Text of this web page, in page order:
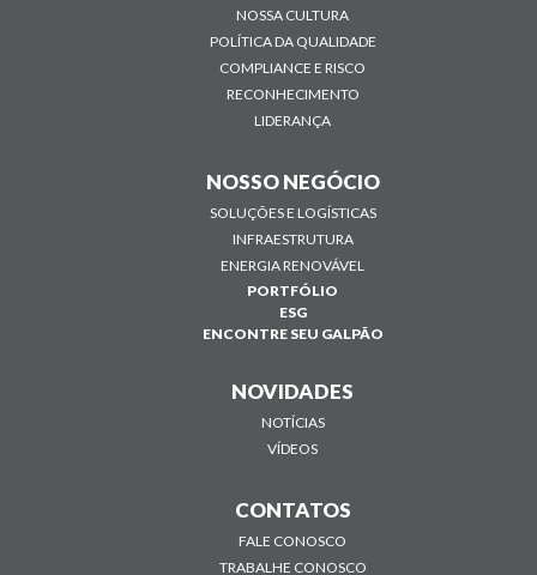
NOSSA CULTURA
POLÍTICA DA QUALIDADE
COMPLIANCE E RISCO
RECONHECIMENTO
LIDERANÇA
NOSSO NEGÓCIO
SOLUÇÕES E LOGÍSTICAS
INFRAESTRUTURA
ENERGIA RENOVÁVEL
PORTFÓLIO
ESG
ENCONTRE SEU GALPÃO
NOVIDADES
NOTÍCIAS
VÍDEOS
CONTATOS
FALE CONOSCO
TRABALHE CONOSCO